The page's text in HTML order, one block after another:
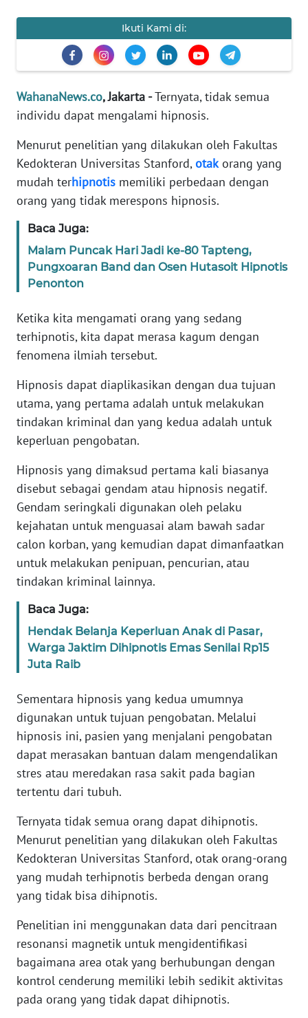
Ikuti Kami di:
WahanaNews.co, Jakarta -Ternyata, tidak semua
individu dapat mengalami hipnosis.
Menurut penelitian yang dilakukan oleh Fakultas
Kedokteran Universitas Stanford, otakorang yang
mudah terhipnotis memiliki perbedaan dengan
orang yang tidak merespons hipnosis.
Baca Juga:
Malam Puncak Hari Jadi ke-80 Tapteng,
Pungxoaran Band dan Osen Hutasoit Hipnotis
Penonton
Ketika kita mengamati orang yang sedang
terhipnotis, kita dapat merasa kagum dengan
fenomena ilmiah tersebut.
Hipnosis dapat diaplikasikan dengan dua tujuan
utama, yang pertama adalah untuk melakukan
tindakan kriminal dan yang kedua adalah untuk
keperluan pengobatan.
Hipnosis yang dimaksud pertama kali biasanya
disebut sebagai gendam atau hipnosis negatif.
Gendam seringkali digunakan oleh pelaku
kejahatan untuk menguasai alam bawah sadar
calon korban, yang kemudian dapat dimanfaatkan
untuk melakukan penipuan, pencurian, atau
tindakan kriminal lainnya.
Baca Juga:
Hendak Belanja Keperluan Anak di Pasar,
Warga Jaktim Dihipnotis Emas Senilai Rp15
Juta Raib
Sementara hipnosis yang kedua umumnya
digunakan untuk tujuan pengobatan. Melalui
hipnosis ini, pasien yang menjalani pengobatan
dapat merasakan bantuan dalam mengendalikan
stres atau meredakan rasa sakit pada bagian
tertentu dari tubuh.
Ternyata tidak semua orang dapat dihipnotis.
Menurut penelitian yang dilakukan oleh Fakultas
Kedokteran Universitas Stanford, otak orang-orang
yang mudah terhipnotis berbeda dengan orang
yang tidak bisa dihipnotis.
Penelitian ini menggunakan data dari pencitraan
resonansi magnetik untuk mengidentifikasi
bagaimana area otak yang berhubungan dengan
kontrol cenderung memiliki lebih sedikit aktivitas
pada orang yang tidak dapat dihipnotis.
EDITORIAL
Informasi
BERITA
KONTAK
INFO
IKLAN
TENTANG
PEDOMAN
MEDIA
SIBER
REDAKSI
DISCLAIMER
Wahana
News
Regional
WN
SUMUT
JAKARTA
WN
WN
BANTEN
WN
NTT
WN
KEPRI
WN
PAPUA
WN
PAPUA
RIAU